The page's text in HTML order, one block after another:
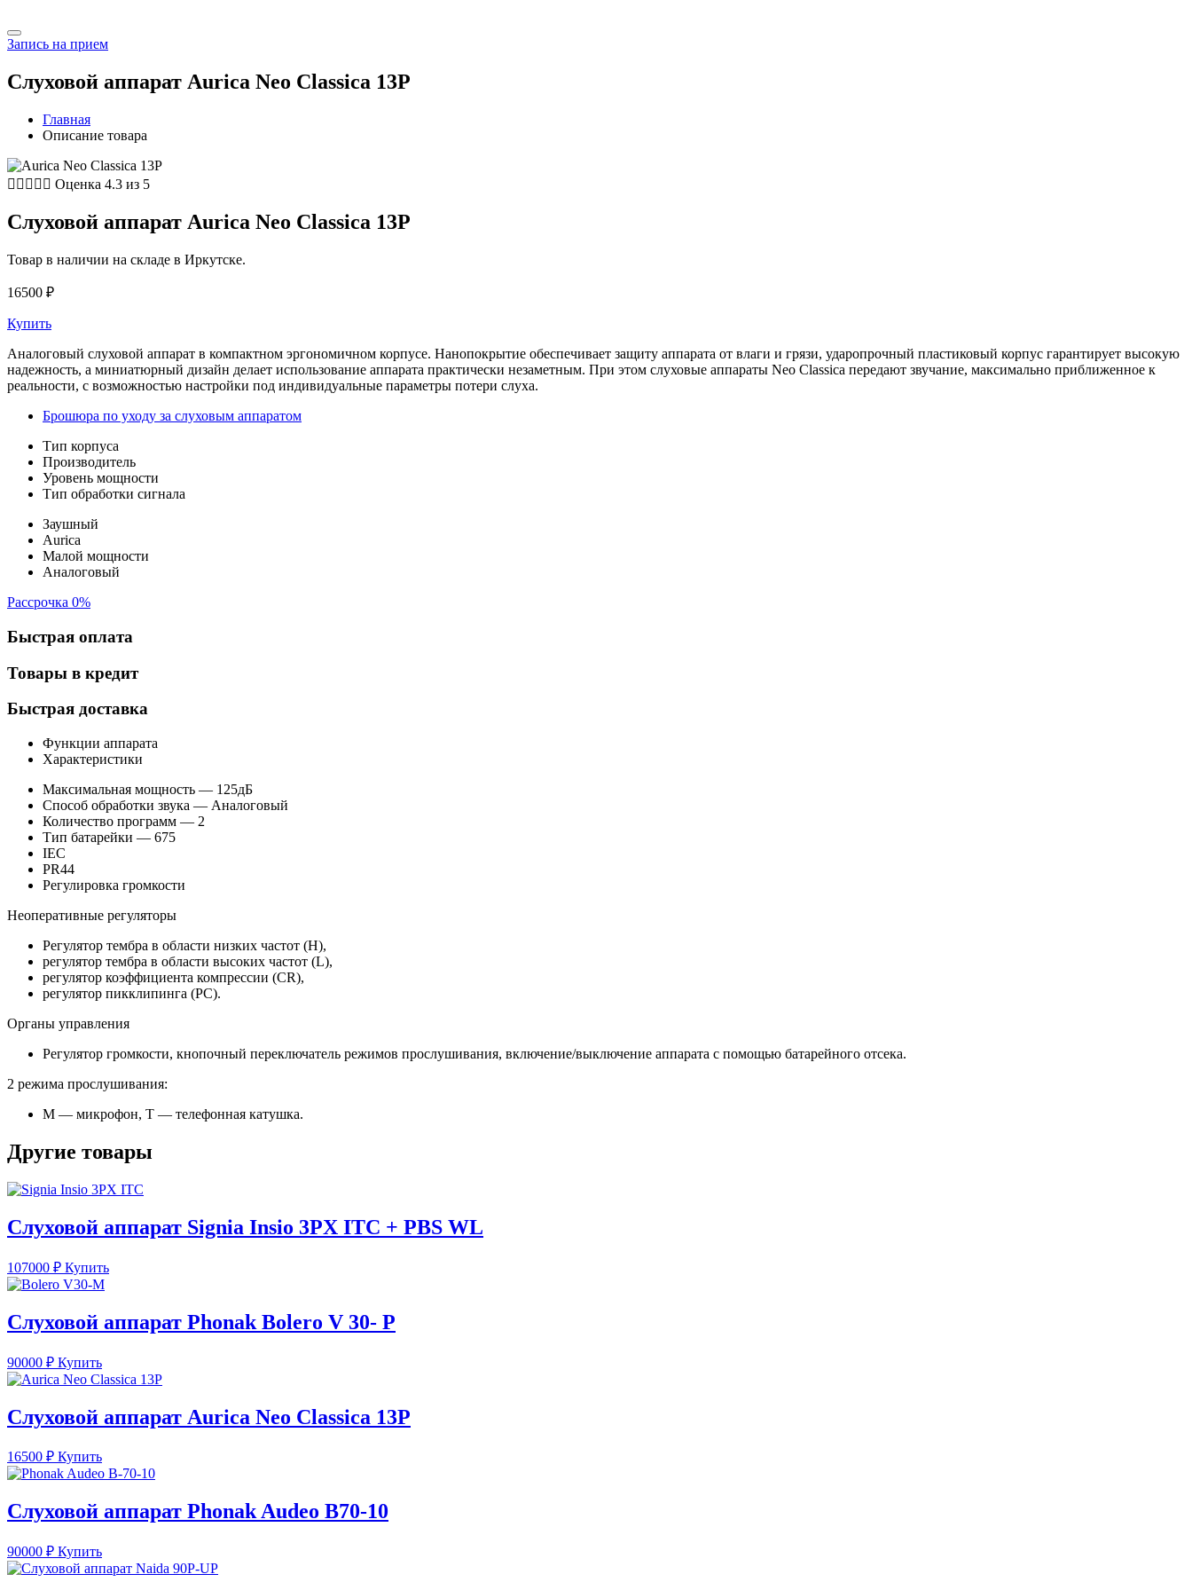
Запись на прием
Слуховой аппарат Aurica Neo Classica 13P
Главная
Описание товара
     Оценка 4.3 из 5
Слуховой аппарат Aurica Neo Classica 13P
Товар в наличии на складе в Иркутске.
16500 ₽
Купить
Аналоговый слуховой аппарат в компактном эргономичном корпусе. Нанопокрытие обеспечивает защиту аппарата от влаги и грязи, ударопрочный пластиковый корпус гарантирует высокую
надежность, а миниатюрный дизайн делает использование аппарата практически незаметным. При этом слуховые аппараты Neo Classica передают звучание, максимально приближенное к
реальности, с возможностью настройки под индивидуальные параметры потери слуха.
Брошюра по уходу за слуховым аппаратом
Тип корпуса
Производитель
Уровень мощности
Тип обработки сигнала
Заушный
Aurica
Малой мощности
Аналоговый
Рассрочка 0%
Быстрая оплата
Товары в кредит
Быстрая доставка
Функции аппарата
Характеристики
Максимальная мощность — 125дБ
Способ обработки звука — Аналоговый
Количество программ — 2
Тип батарейки — 675
IEC
PR44
Регулировка громкости
Неоперативные регуляторы
Регулятор тембра в области низких частот (H),
регулятор тембра в области высоких частот (L),
регулятор коэффициента компрессии (CR),
регулятор пикклипинга (PC).
Органы управления
Регулятор громкости, кнопочный переключатель режимов прослушивания, включение/выключение аппарата с помощью батарейного отсека.
2 режима прослушивания:
М — микрофон, Т — телефонная катушка.
Другие товары
Слуховой аппарат Signia Insio 3PX ITC + PBS WL
107000 ₽ Купить
Слуховой аппарат Phonak Bolero V 30- P
90000 ₽ Купить
Слуховой аппарат Aurica Neo Classica 13P
16500 ₽ Купить
Слуховой аппарат Phonak Audeo B70-10
90000 ₽ Купить